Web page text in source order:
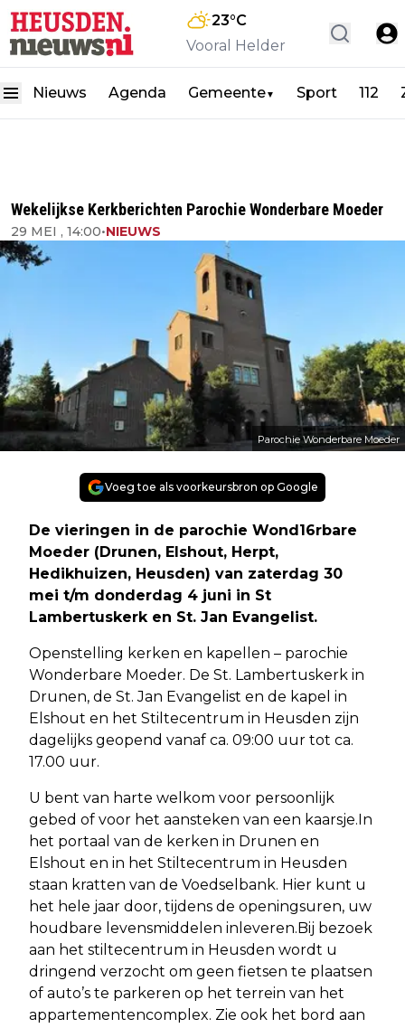
23°C
Vooral Helder
Nieuws Agenda Gemeente▼ Sport 112
Wekelijkse Kerkberichten Parochie Wonderbare Moeder
29 MEI , 14:00•NIEUWS
Parochie Wonderbare Moeder
Voeg toe als voorkeursbron op Google
De vieringen in de parochie Wond16rbare
Moeder (Drunen, Elshout, Herpt,
Hedikhuizen, Heusden) van zaterdag 30
mei t/m donderdag 4 juni in St
Lambertuskerk en St. Jan Evangelist.
Openstelling kerken en kapellen – parochie
Wonderbare Moeder. De St. Lambertuskerk in
Drunen, de St. Jan Evangelist en de kapel in
Elshout en het Stiltecentrum in Heusden zijn
dagelijks geopend vanaf ca. 09:00 uur tot ca.
17.00 uur.
U bent van harte welkom voor persoonlijk
gebed of voor het aansteken van een kaarsje.In
het portaal van de kerken in Drunen en
Elshout en in het Stiltecentrum in Heusden
staan kratten van de Voedselbank. Hier kunt u
het hele jaar door, tijdens de openingsuren, uw
houdbare levensmiddelen inleveren.Bij bezoek
aan het stiltecentrum in Heusden wordt u
dringend verzocht om geen fietsen te plaatsen
of auto’s te parkeren op het terrein van het
appartementencomplex. Zie ook het bord aan